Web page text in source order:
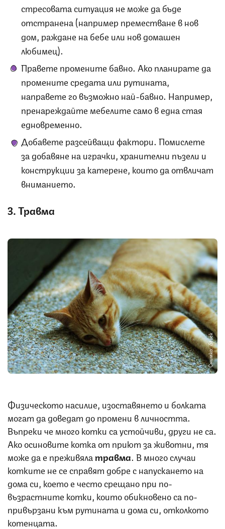
стресовата ситуация не може да бъде
отстранена (например преместване в нов
дом, раждане на бебе или нов домашен
любимец).
Правете промените бавно. Ако планирате да
промените средата или рутината,
направете го възможно най-бавно. Например,
пренареждайте мебелите само в една стая
едновременно.
Добавете разсейващи фактори. Помислете
за добавяне на играчки, хранителни пъзели и
конструкции за катерене, които да отвличат
вниманието.
3. Травма
Снимка: iStock
Физическото насилие, изоставянето и болката
могат да доведат до промени в личността.
Въпреки че много котки са устойчиви, други не са.
Ако осиновите котка от приют за животни, тя
може да е преживяла травма. В много случаи
котките не се справят добре с напускането на
дома си, което е често срещано при по-
възрастните котки, които обикновено са по-
привързани към рутината и дома си, отколкото
котенцата.